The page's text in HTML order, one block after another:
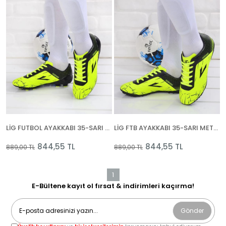
LİG FUTBOL AYAKKABI 35-SARI METEOR ELİT
844,55 TL
889,00 TL
LİG FTB AYAKKABI 35-SARI METEOR TRX HALI
844,55 TL
889,00 TL
1
E-Bültene kayıt ol fırsat & indirimleri kaçırma!
Gönder